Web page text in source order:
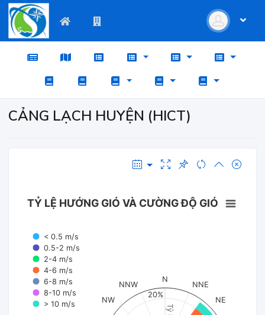
CẢNG LẠCH HUYỆN (HICT)
TỶ LỆ HƯỚNG GIÓ VÀ CƯỜNG ĐỘ GIÓ
< 0.5 m/s
0.5-2 m/s
2-4 m/s
4-6 m/s
6-8 m/s
8-10 m/s
> 10 m/s
N
NNE
NE
NW
NNW
20%